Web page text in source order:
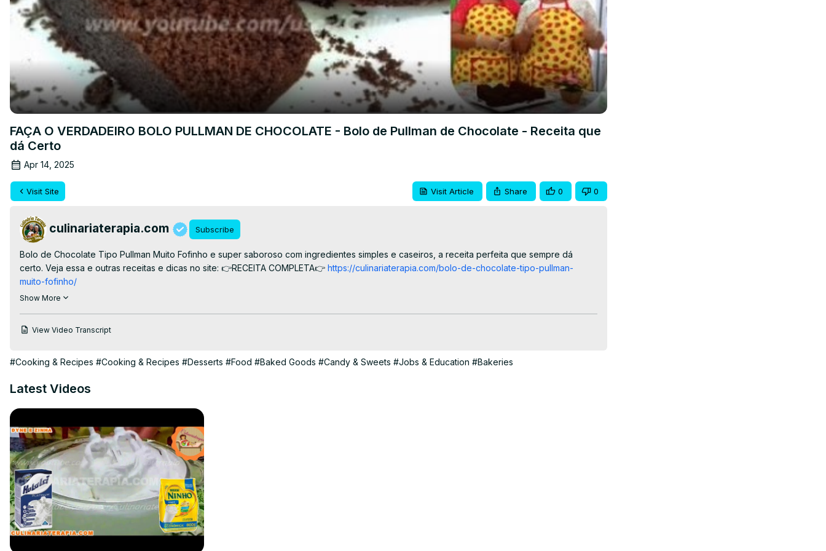
FAÇA O VERDADEIRO BOLO PULLMAN DE CHOCOLATE - Bolo de Pullman de Chocolate - Receita que
dá Certo
Apr 14, 2025
Visit Site Visit Article Share 0 0
culinariaterapia.com Subscribe
Bolo de Chocolate Tipo Pullman Muito Fofinho e super saboroso com ingredientes simples e caseiros, a receita perfeita que sempre dá
certo. Veja essa e outras receitas e dicas no site: 👉RECEITA COMPLETA👉 https://culinariaterapia.com/bolo-de-chocolate-tipo-pullman-
muito-fofinho/
#receita #bolo #bolodechocolate
Show More
View Video Transcript
#Cooking & Recipes #Cooking & Recipes #Desserts #Food #Baked Goods #Candy & Sweets #Jobs & Education #Bakeries
Latest Videos